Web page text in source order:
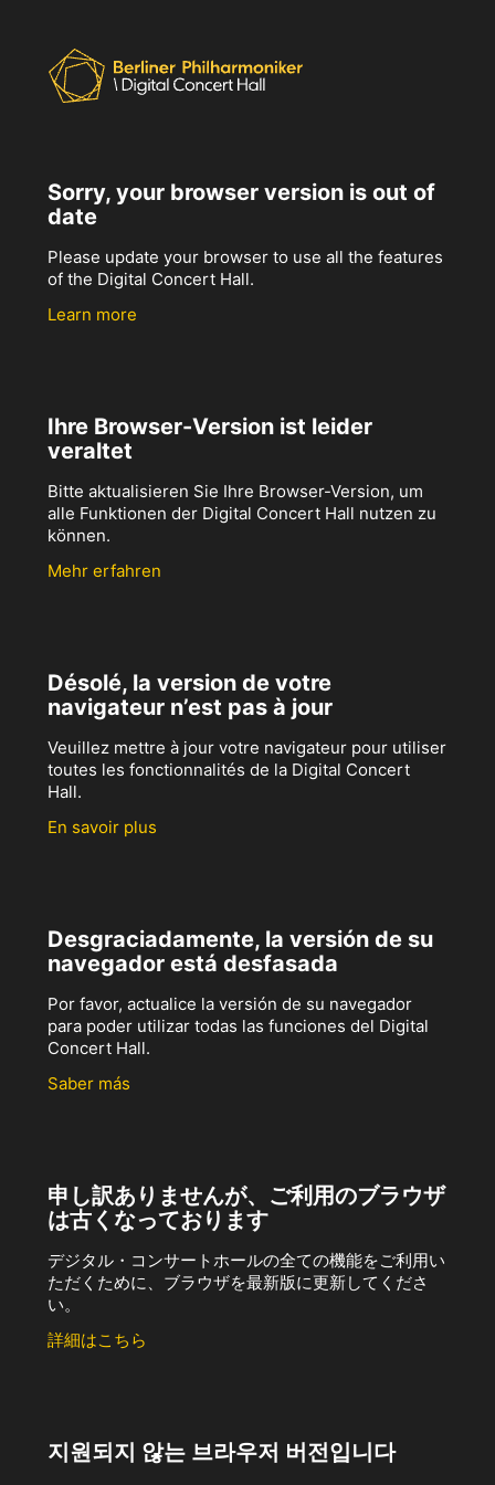
Sorry, your browser version is out of
date
Please update your browser to use all the features
of the Digital Concert Hall.
Learn more
Ihre Browser-Version ist leider
veraltet
Bitte aktualisieren Sie Ihre Browser-Version, um
alle Funktionen der Digital Concert Hall nutzen zu
können.
Mehr erfahren
Désolé, la version de votre
navigateur n’est pas à jour
Veuillez mettre à jour votre navigateur pour utiliser
toutes les fonctionnalités de la Digital Concert
Hall.
En savoir plus
Desgraciadamente, la versión de su
navegador está desfasada
Por favor, actualice la versión de su navegador
para poder utilizar todas las funciones del Digital
Concert Hall.
Saber más
申し訳ありませんが、ご利用のブラウザ
は古くなっております
デジタル・コンサートホールの全ての機能をご利用い
ただくために、ブラウザを最新版に更新してくださ
い。
詳細はこちら
지원되지 않는 브라우저 버전입니다